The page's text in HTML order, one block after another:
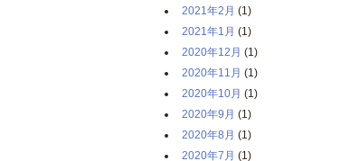
2021年2月 (1)
2021年1月 (1)
2020年12月 (1)
2020年11月 (1)
2020年10月 (1)
2020年9月 (1)
2020年8月 (1)
2020年7月 (1)